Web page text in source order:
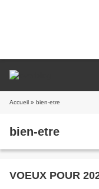
Accueil » bien-etre
bien-etre
VOEUX POUR